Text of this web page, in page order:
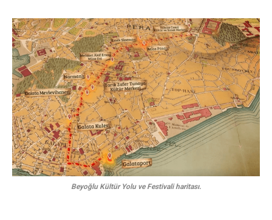
Beyoğlu Kültür Yolu ve Festivali haritası.